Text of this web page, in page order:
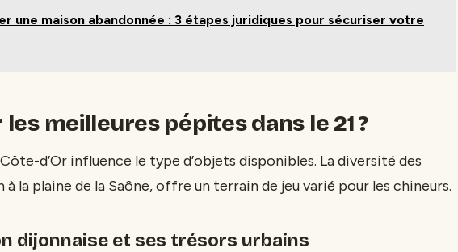
une maison abandonnée : 3 étapes juridiques pour sécuriser votre
meilleures pépites dans le 21 ?
d’Or influence le type d’objets disponibles. La diversité des
à la plaine de la Saône, offre un terrain de jeu varié pour les chineurs.
dijonnaise et ses trésors urbains